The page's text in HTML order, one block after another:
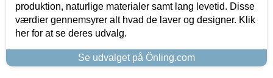
produktion, naturlige materialer samt lang levetid. Disse
værdier gennemsyrer alt hvad de laver og designer. Klik
her for at se deres udvalg.
Se udvalget på Önling.com